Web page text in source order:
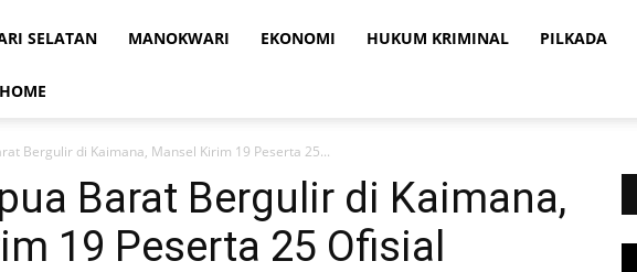
SELATAN MANOKWARI EKONOMI HUKUM KRIMINAL PILKADA
HOME
Bergulir di Kaimana, Mansel Kirim 19 Peserta 25...
Barat Bergulir di Kaimana,
19 Peserta 25 Ofisial